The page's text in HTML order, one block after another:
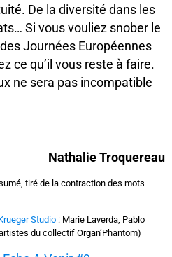
De la diversité dans les
Si vous vouliez snober le
Journées Européennes
ce qu’il vous reste à faire.
ne sera pas incompatible
Nathalie Troquereau
tiré de la contraction des mots
Studio : Marie Laverda, Pablo
du collectif Organ’Phantom)